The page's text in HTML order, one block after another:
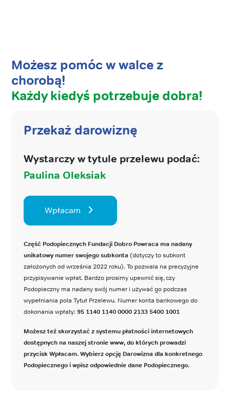
Możesz pomóc w walce z
chorobą!
Każdy kiedyś potrzebuje dobra!
Przekaż darowiznę
Wystarczy w tytule przelewu podać:
Paulina Oleksiak
Wpłacam
Część Podopiecznych Fundacji Dobro Powraca ma nadany
unikatowy numer swojego subkonta (dotyczy to subkont
założonych od września 2022 roku). To pozwala na precyzyjne
przypisywanie wpłat. Bardzo prosimy upewnić się, czy
Podopieczny ma nadany swój numer i używać go podczas
wypełniania pola Tytuł Przelewu. Numer konta bankowego do
dokonania wpłaty: 95 1140 1140 0000 2133 5400 1001
Możesz też skorzystać z systemu płatności internetowych
dostępnych na naszej stronie www, do których prowadzi
przycisk Wpłacam. Wybierz opcję Darowizna dla konkretnego
Podopiecznego i wpisz odpowiednie dane Podopiecznego.